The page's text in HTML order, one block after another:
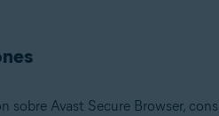
sobre Avast Secure Browser,